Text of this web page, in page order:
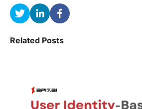
Related Posts